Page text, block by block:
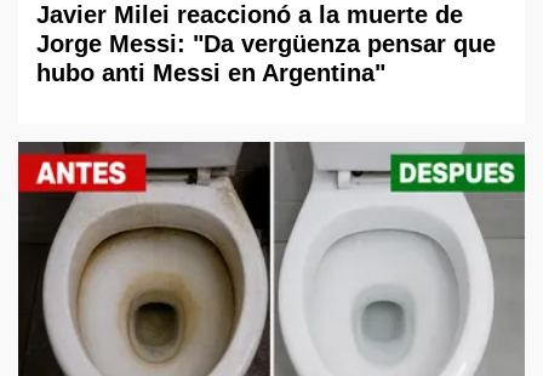
Javier Milei reaccionó a la muerte de
Jorge Messi: "Da vergüenza pensar que
hubo anti Messi en Argentina"